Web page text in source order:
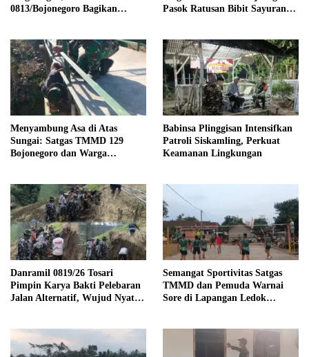
0813/Bojonegoro Bagikan
Pasok Ratusan Bibit Sayuran
Menyambung Asa di Atas
Sungai: Satgas TMMD 129
Bojonegoro dan Warga
Babinsa Plinggisan Intensifkan
Patroli Siskamling, Perkuat
Keamanan Lingkungan
Danramil 0819/26 Tosari
Pimpin Karya Bakti Pelebaran
Jalan Alternatif, Wujud Nyata
Semangat Sportivitas Satgas
TMMD dan Pemuda Warnai
Sore di Lapangan Ledok